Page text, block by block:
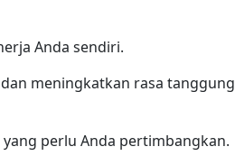
Anda sendiri.
meningkatkan rasa tanggung
perlu Anda pertimbangkan.